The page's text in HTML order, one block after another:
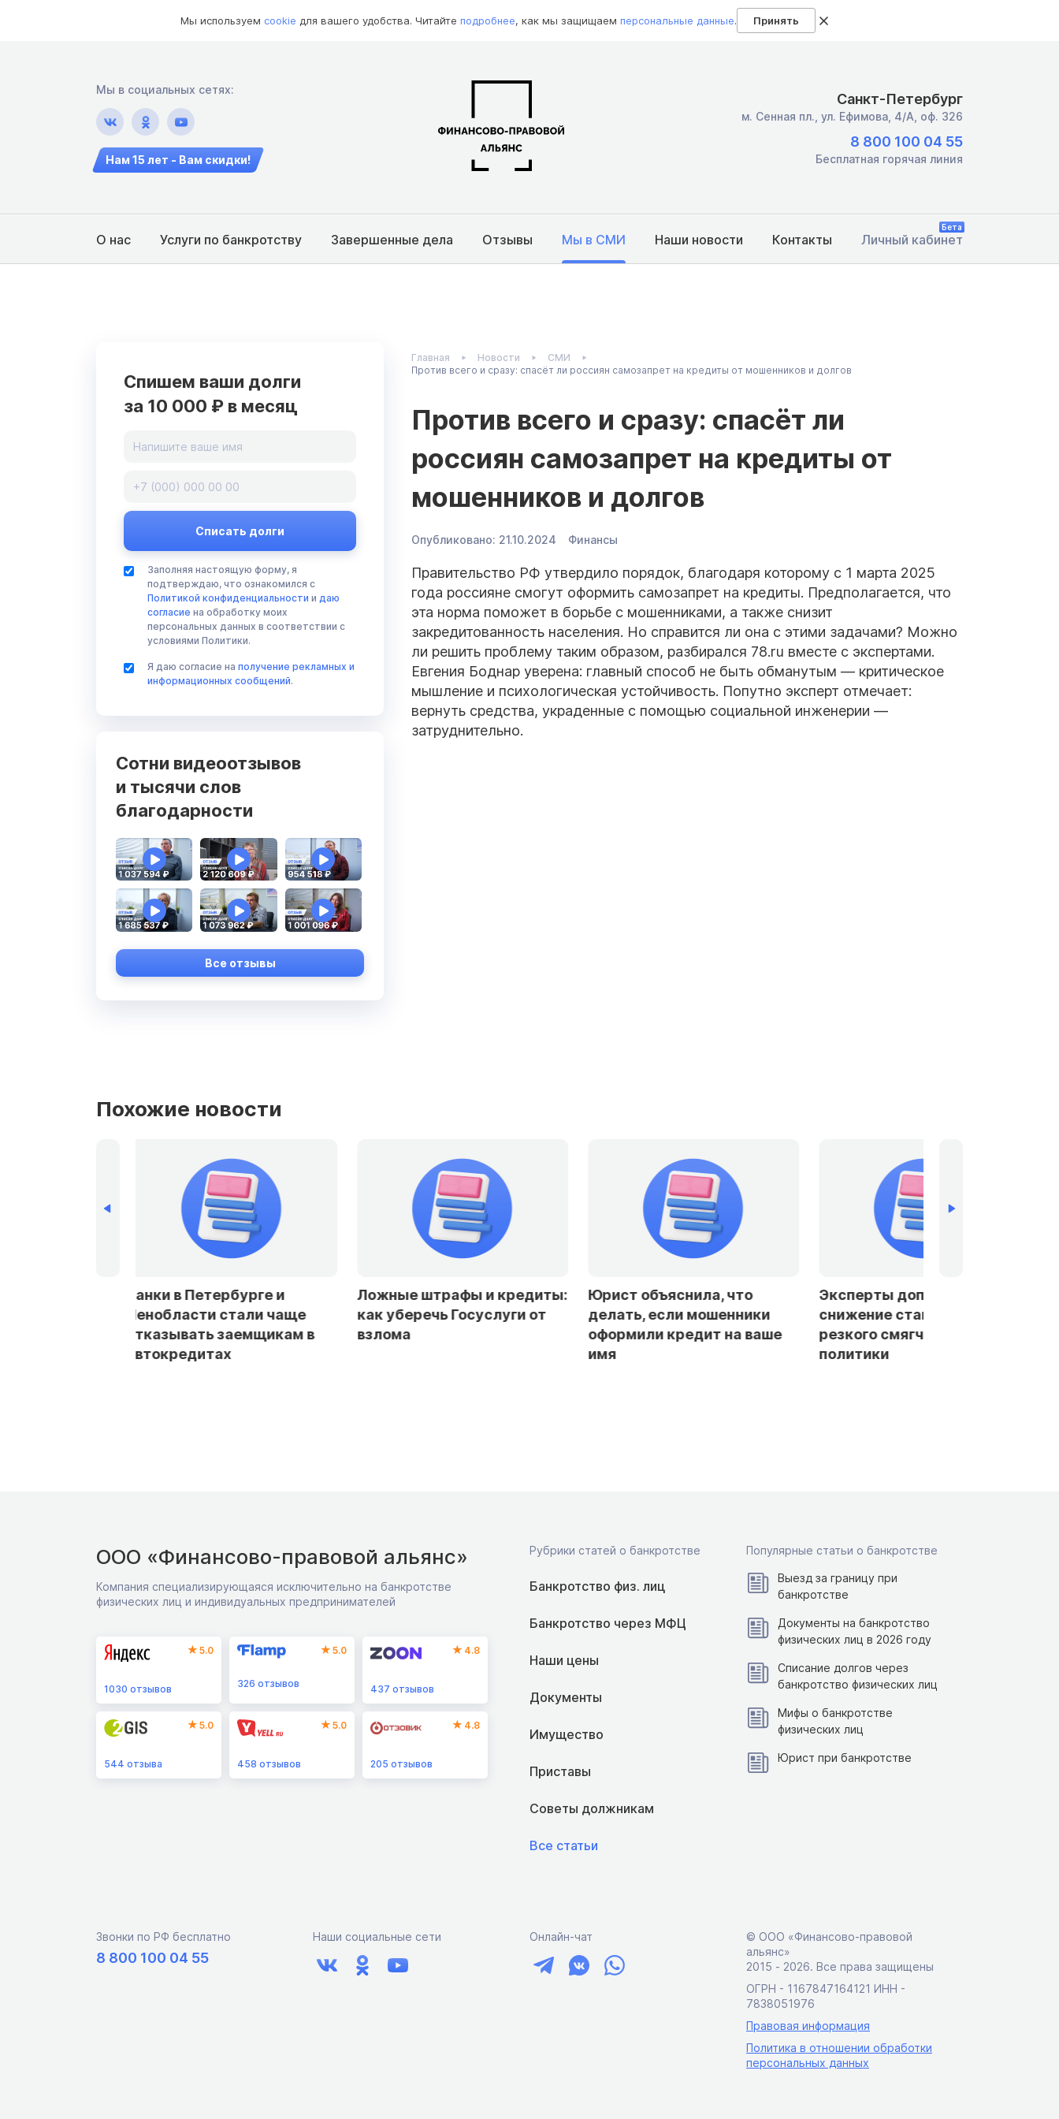
Мы используем cookie для вашего удобства. Читайте подробнее, как мы защищаем персональные данные. Принять
Мы в социальных сетях:
Нам 15 лет - Вам скидки!
Санкт-Петербург
м. Сенная пл., ул. Ефимова, 4/А, оф. 326
8 800 100 04 55
Бесплатная горячая линия
О нас Услуги по банкротству Завершенные дела Отзывы Мы в СМИ Наши новости Контакты Личный кабинет
Бета
Спишем ваши долги
за 10 000 ₽ в месяц
Заполняя настоящую форму, я
подтверждаю, что ознакомился с
Политикой конфиденциальности и даю
согласие на обработку моих
персональных данных в соответствии с
условиями Политики.
Я даю согласие на получение рекламных и
информационных сообщений.
Сотни видеоотзывов
и тысячи слов
благодарности
Все отзывы
Главная Новости
СМИ
Против всего и сразу: спасёт ли россиян самозапрет на кредиты от мошенников и долгов
Против всего и сразу: спасёт ли
россиян самозапрет на кредиты от
мошенников и долгов
Опубликовано: 21.10.2024 Финансы
Правительство РФ утвердило порядок, благодаря которому с 1 марта 2025
года россияне смогут оформить самозапрет на кредиты. Предполагается, что
эта норма поможет в борьбе с мошенниками, а также снизит
закредитованность населения. Но справится ли она с этими задачами? Можно
ли решить проблему таким образом, разбирался 78.ru вместе с экспертами.
Евгения Боднар уверена: главный способ не быть обманутым — критическое
мышление и психологическая устойчивость. Попутно эксперт отмечает:
вернуть средства, украденные с помощью социальной инженерии —
затруднительно.
Похожие новости
Ложные штрафы и кредиты:
как уберечь Госуслуги от
взлома
Юрист объяснила, что
делать, если мошенники
оформили кредит на ваше
Эксперты допустили
снижение ставки ЦБ без
резкого смягчения
политики
Банки в Петербурге и
Ленобласти стали чаще
отказывать заемщикам в
автокредитах
ООО «Финансово-правовой альянс»
Компания специализирующаяся исключительно на банкротстве
физических лиц и индивидуальных предпринимателей
5.0
1030 отзывов
5.0
326 отзывов
4.8
437 отзывов
5.0
544 отзыва
5.0
458 отзывов
4.8
205 отзывов
Рубрики статей о банкротстве
Банкротство физ. лиц
Банкротство через МФЦ
Наши цены
Документы
Имущество
Приставы
Советы должникам
Все статьи
Популярные статьи о банкротстве
Выезд за границу при
банкротстве
Документы на банкротство
физических лиц в 2026 году
Списание долгов через
банкротство физических лиц
Мифы о банкротстве
физических лиц
Юрист при банкротстве
Звонки по РФ бесплатно
8 800 100 04 55
Наши социальные сети Онлайн-чат
© ООО «Финансово-правовой
альянс»
2015 ‑ 2026. Все права защищены
ОГРН - 1167847164121 ИНН -
7838051976
Правовая информация
Политика в отношении обработки
персональных данных